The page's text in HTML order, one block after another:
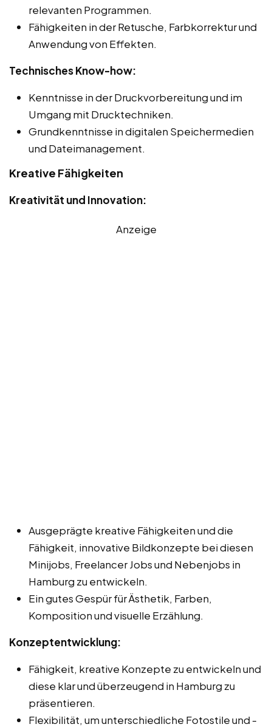
relevanten Programmen.
Fähigkeiten in der Retusche, Farbkorrektur und
Anwendung von Effekten.
Technisches Know-how:
Kenntnisse in der Druckvorbereitung und im
Umgang mit Drucktechniken.
Grundkenntnisse in digitalen Speichermedien
und Dateimanagement.
Kreative Fähigkeiten
Kreativität und Innovation:
Anzeige
Ausgeprägte kreative Fähigkeiten und die
Fähigkeit, innovative Bildkonzepte bei diesen
Minijobs, Freelancer Jobs und Nebenjobs in
Hamburg zu entwickeln.
Ein gutes Gespür für Ästhetik, Farben,
Komposition und visuelle Erzählung.
Konzeptentwicklung:
Fähigkeit, kreative Konzepte zu entwickeln und
diese klar und überzeugend in Hamburg zu
präsentieren.
Flexibilität, um unterschiedliche Fotostile und -